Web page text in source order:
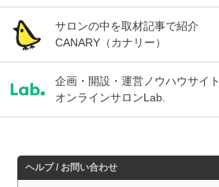
サロンの中を取材記事で紹介
CANARY（カナリー）
企画・開設・運営ノウハウサイト
オンラインサロンLab.
ヘルプ / お問い合わせ